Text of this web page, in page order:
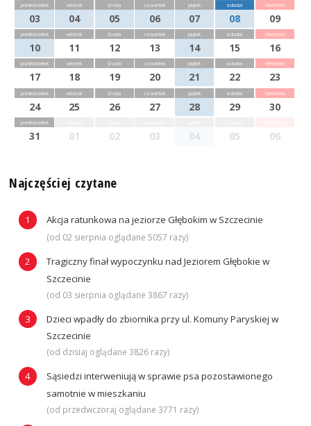
poniedziałek
03
wtorek
04
środa
05
czwartek
06
piątek
07
sobota
08
niedziela
09
poniedziałek
10
wtorek
11
środa
12
czwartek
13
piątek
14
sobota
15
niedziela
16
poniedziałek
17
wtorek
18
środa
19
czwartek
20
piątek
21
sobota
22
niedziela
23
poniedziałek
24
wtorek
25
środa
26
czwartek
27
piątek
28
sobota
29
niedziela
30
poniedziałek
31 01 02 03 04 05 06
Najczęściej czytane
Akcja ratunkowa na jeziorze Głębokim w Szczecinie
(od 02 sierpnia oglądane 5057 razy)
Tragiczny finał wypoczynku nad Jeziorem Głębokie w
Szczecinie
(od 03 sierpnia oglądane 3867 razy)
Dzieci wpadły do zbiornika przy ul. Komuny Paryskiej w
Szczecinie
(od dzisiaj oglądane 3826 razy)
Sąsiedzi interweniują w sprawie psa pozostawionego
samotnie w mieszkaniu
(od przedwczoraj oglądane 3771 razy)